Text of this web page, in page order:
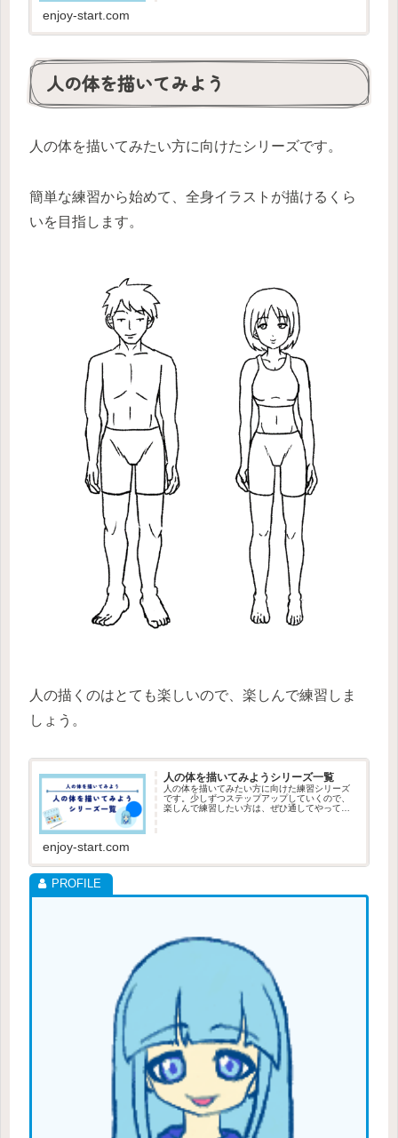
enjoy-start.com
人の体を描いてみよう
人の体を描いてみたい方に向けたシリーズです。
簡単な練習から始めて、全身イラストが描けるくら
いを目指します。
人の描くのはとても楽しいので、楽しんで練習しま
しょう。
人の体を描いてみようシリーズ一覧
人の体を描いてみたい方に向けた練習シリーズ
です。少しずつステップアップしていくので、
楽しんで練習したい方は、ぜひ通してやってみ
enjoy-start.com